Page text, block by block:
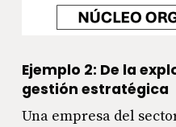
Ejemplo 2: De la
gestión estratégica
Una empresa del